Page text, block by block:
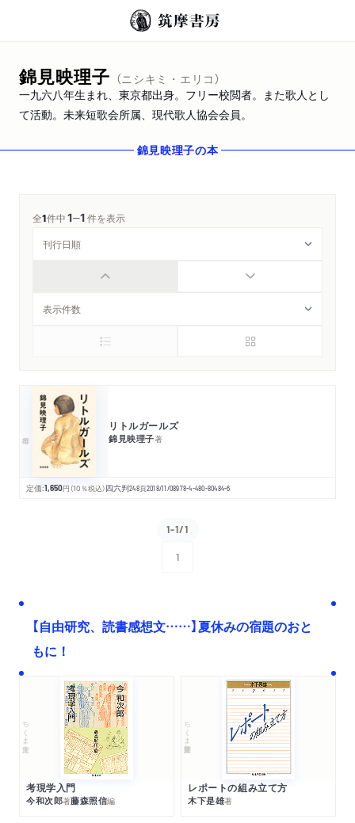
錦見映理子 （ニシキミ・エリコ）
一九六八年生まれ、東京都出身。フリー校閲者。また歌人とし
て活動。未来短歌会所属、現代歌人協会会員。
錦見映理子の本
全1件中1─1件を表示
リトルガールズ
錦見映理子著
定価:1,650円 （10％税込）四六判248頁2018/11/08978-4-480-80484-6
1-1/1
1
【自由研究、読書感想文……】夏休みの宿題のおと
もに！
ちくま文庫
考現学入門
今和次郎著藤森照信編
ちくま学芸文庫
レポートの組み立て方
木下是雄著